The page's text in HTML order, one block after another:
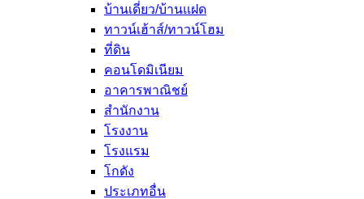
บ้านเดี่ยว/บ้านแฝด
ทาวน์เฮ้าส์/ทาวน์โฮม
ที่ดิน
คอนโดมิเนียม
อาคารพาณิชย์
สำนักงาน
โรงงาน
โรงแรม
โกดัง
ประเภทอื่น